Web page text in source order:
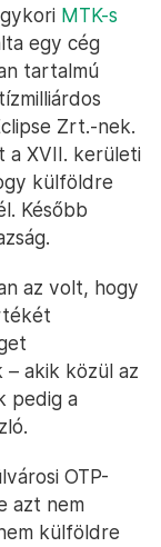
MTK-s
egy cég
tartalmú
Zrt.-nek.
a XVII. kerületi
külföldre
Később
az volt, hogy
akik közül az
pedig a
OTP-
azt nem
külföldre